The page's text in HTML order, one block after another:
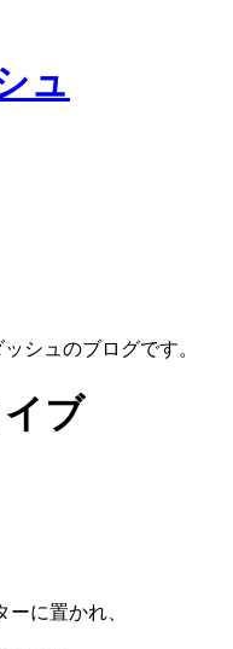
シュのブログです。
ブ
に置かれ、